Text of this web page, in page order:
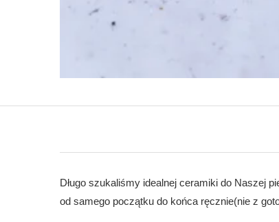
Długo szukaliśmy idealnej ceramiki do Naszej
od samego początku do końca ręcznie(nie z